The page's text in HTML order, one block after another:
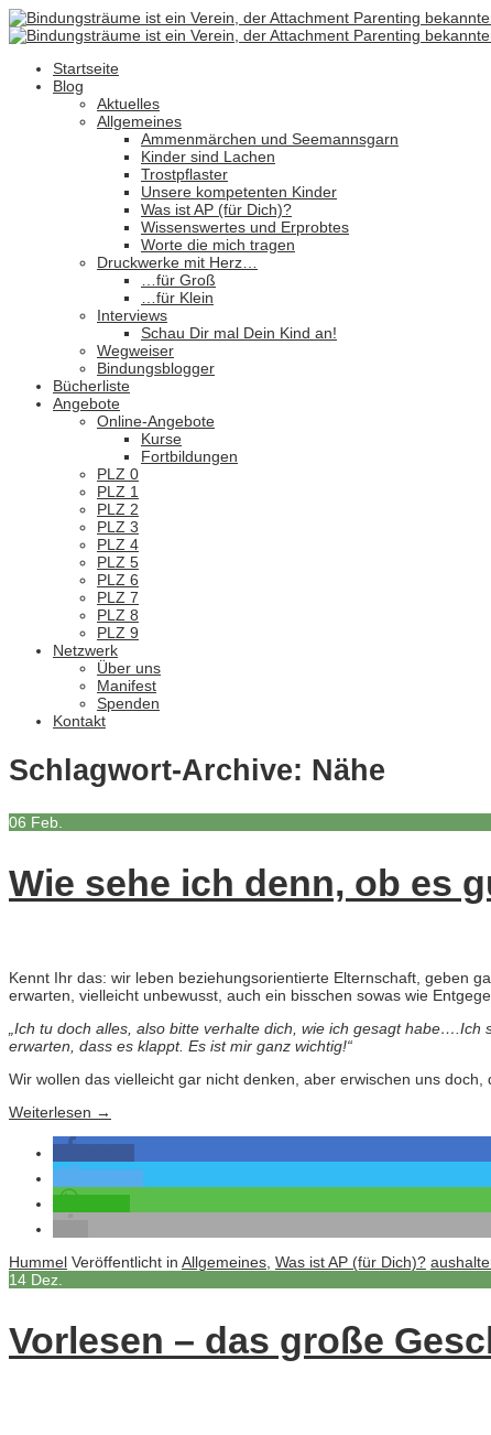
Startseite
Blog
Aktuelles
Allgemeines
Ammenmärchen und Seemannsgarn
Kinder sind Lachen
Trostpflaster
Unsere kompetenten Kinder
Was ist AP (für Dich)?
Wissenswertes und Erprobtes
Worte die mich tragen
Druckwerke mit Herz…
…für Groß
…für Klein
Interviews
Schau Dir mal Dein Kind an!
Wegweiser
Bindungsblogger
Bücherliste
Angebote
Online-Angebote
Kurse
Fortbildungen
PLZ 0
PLZ 1
PLZ 2
PLZ 3
PLZ 4
PLZ 5
PLZ 6
PLZ 7
PLZ 8
PLZ 9
Netzwerk
Über uns
Manifest
Spenden
Kontakt
Schlagwort-Archive: Nähe
06 Feb.
Wie sehe ich denn, ob es
Kennt Ihr das: wir leben beziehungsorientierte Elternschaft, geben
erwarten, vielleicht unbewusst, auch ein bisschen sowas wie
„Ich tu doch alles, also bitte verhalte dich, wie ich gesagt
erwarten, dass es klappt. Es ist mir ganz wichtig!“
Wir wollen das vielleicht gar nicht denken, aber erwischen uns
Weiterlesen →
Hummel Veröffentlicht in Allgemeines, Was ist AP (für Dich)?
14 Dez.
Vorlesen – das große